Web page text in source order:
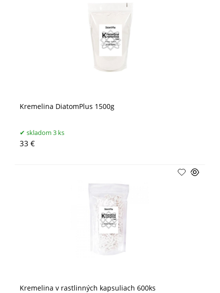
Kremelina DiatomPlus 1500g
skladom 3 ks
33 €
Kremelina v rastlinných kapsuliach 600ks